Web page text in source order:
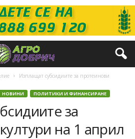
Изплащат субсидиите за протеинови
НОВИНИ ПОЛИТИКИ И ФИНАНСИРАНЕ
за
на 1 април